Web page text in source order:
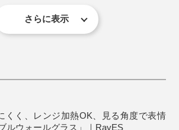
スファルトなどの建築資材に再利用されています
露したグラスで大事な図面を濡らして
音を立てて落下するところが毎度のス
当にラク。まろやかな飲み口もお気
め、急熱急冷したときの温度差が120℃以内であ
乾燥機のご使用の際は、グラスに損傷がないか、電
、使用可能なサイズ・温度設定・洗剤などをご確
用下さい。
ぶつける、グラスに氷を勢いよく入れて内側のグ
ど、ご注意ください。長く使っていただくために
すめです。
さらに表示
くく、レンジ加熱OK、見る角度で表情
ルウォールグラス」｜RayES